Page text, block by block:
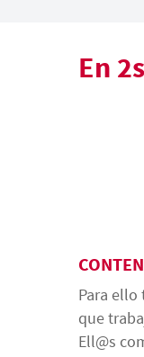
En
Para
que
Ell@s